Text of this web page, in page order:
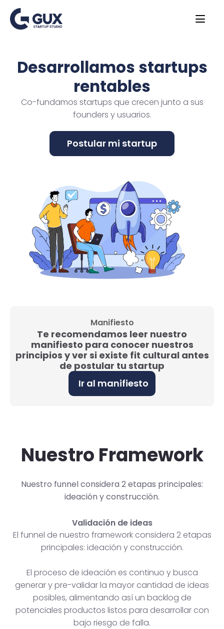
Desarrollamos startups
rentables
Co-fundamos startups que crecen junto a sus
founders y usuarios.
Manifiesto
Te recomendamos leer nuestro
manifiesto para conocer nuestros
principios y ver si existe fit cultural antes
de postular tu startup
Ir al manifiesto
Nuestro Framework
Nuestro funnel considera 2 etapas principales:
ideación y construcción.
Validación de ideas
El funnel de nuestro framework considera 2 etapas
principales: ideación y construcción.
El proceso de ideación es continuo y busca
generar y pre-validar la mayor cantidad de ideas
posibles, alimentando así un backlog de
potenciales productos listos para desarrollar con
bajo riesgo de falla.